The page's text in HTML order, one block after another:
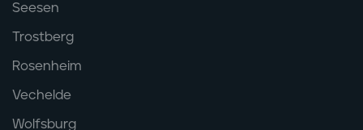
Seesen
Trostberg
Rosenheim
Vechelde
Wolfsburg